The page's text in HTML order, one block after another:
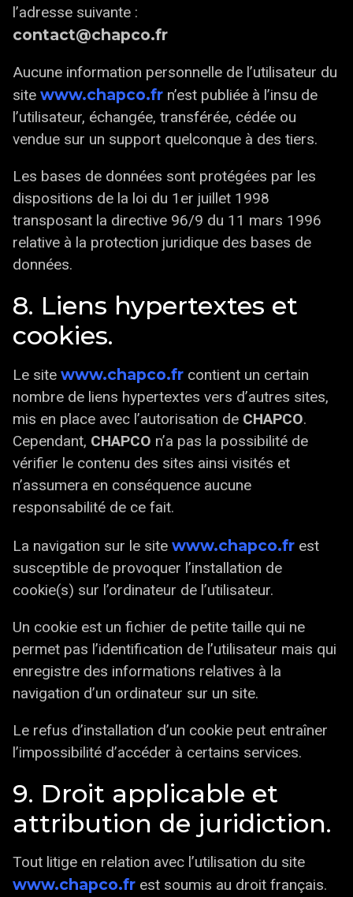
l’adresse suivante :
contact@chapco.fr
Aucune information personnelle de l’utilisateur du
site www.chapco.fr n’est publiée à l’insu de
l’utilisateur, échangée, transférée, cédée ou
vendue sur un support quelconque à des tiers.
Les bases de données sont protégées par les
dispositions de la loi du 1er juillet 1998
transposant la directive 96/9 du 11 mars 1996
relative à la protection juridique des bases de
données.
8. Liens hypertextes et
cookies.
Le site www.chapco.fr contient un certain
nombre de liens hypertextes vers d’autres sites,
mis en place avec l’autorisation de CHAPCO.
Cependant, CHAPCO n’a pas la possibilité de
vérifier le contenu des sites ainsi visités et
n’assumera en conséquence aucune
responsabilité de ce fait.
La navigation sur le site www.chapco.fr est
susceptible de provoquer l’installation de
cookie(s) sur l’ordinateur de l’utilisateur.
Un cookie est un fichier de petite taille qui ne
permet pas l’identification de l’utilisateur mais qui
enregistre des informations relatives à la
navigation d’un ordinateur sur un site.
Le refus d’installation d’un cookie peut entraîner
l’impossibilité d’accéder à certains services.
9. Droit applicable et
attribution de juridiction.
Tout litige en relation avec l’utilisation du site
www.chapco.fr est soumis au droit français.